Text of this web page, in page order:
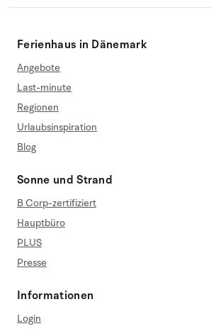
Ferienhaus in Dänemark
Angebote
Last-minute
Regionen
Urlaubsinspiration
Blog
Sonne und Strand
B Corp-zertifiziert
Hauptbüro
PLUS
Presse
Informationen
Login